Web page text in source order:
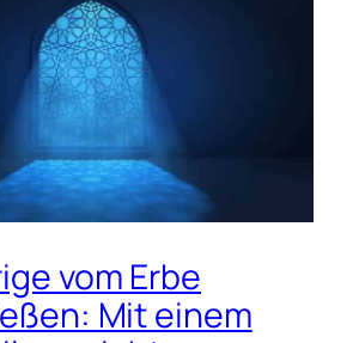
vom Erbe
Mit einem